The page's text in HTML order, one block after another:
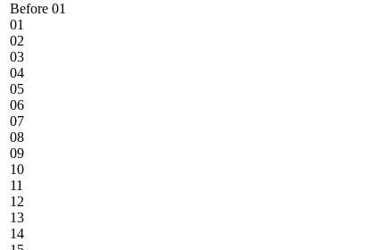
Before 01
01
02
03
04
05
06
07
08
09
10
11
12
13
14